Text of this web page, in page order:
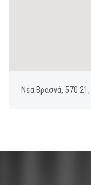
Νέα Βρασνά, 570 21,